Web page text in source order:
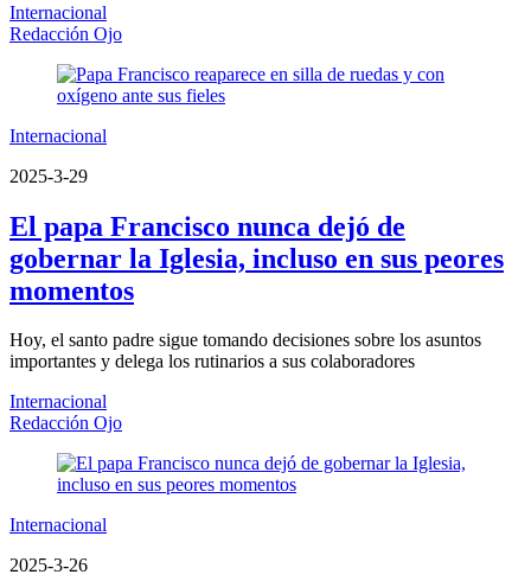
Internacional
Redacción Ojo
Internacional
2025-3-29
El papa Francisco nunca dejó de
gobernar la Iglesia, incluso en sus peores
momentos
Hoy, el santo padre sigue tomando decisiones sobre los asuntos
importantes y delega los rutinarios a sus colaboradores
Internacional
Redacción Ojo
Internacional
2025-3-26